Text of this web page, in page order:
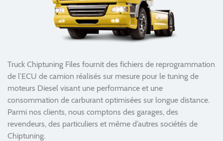
Truck Chiptuning Files fournit des fichiers de reprogrammation
de l’ECU de camion réalisés sur mesure pour le tuning de
moteurs Diesel visant une performance et une
consommation de carburant optimisées sur longue distance.
Parmi nos clients, nous comptons des garages, des
revendeurs, des particuliers et même d’autres sociétés de
Chiptuning.